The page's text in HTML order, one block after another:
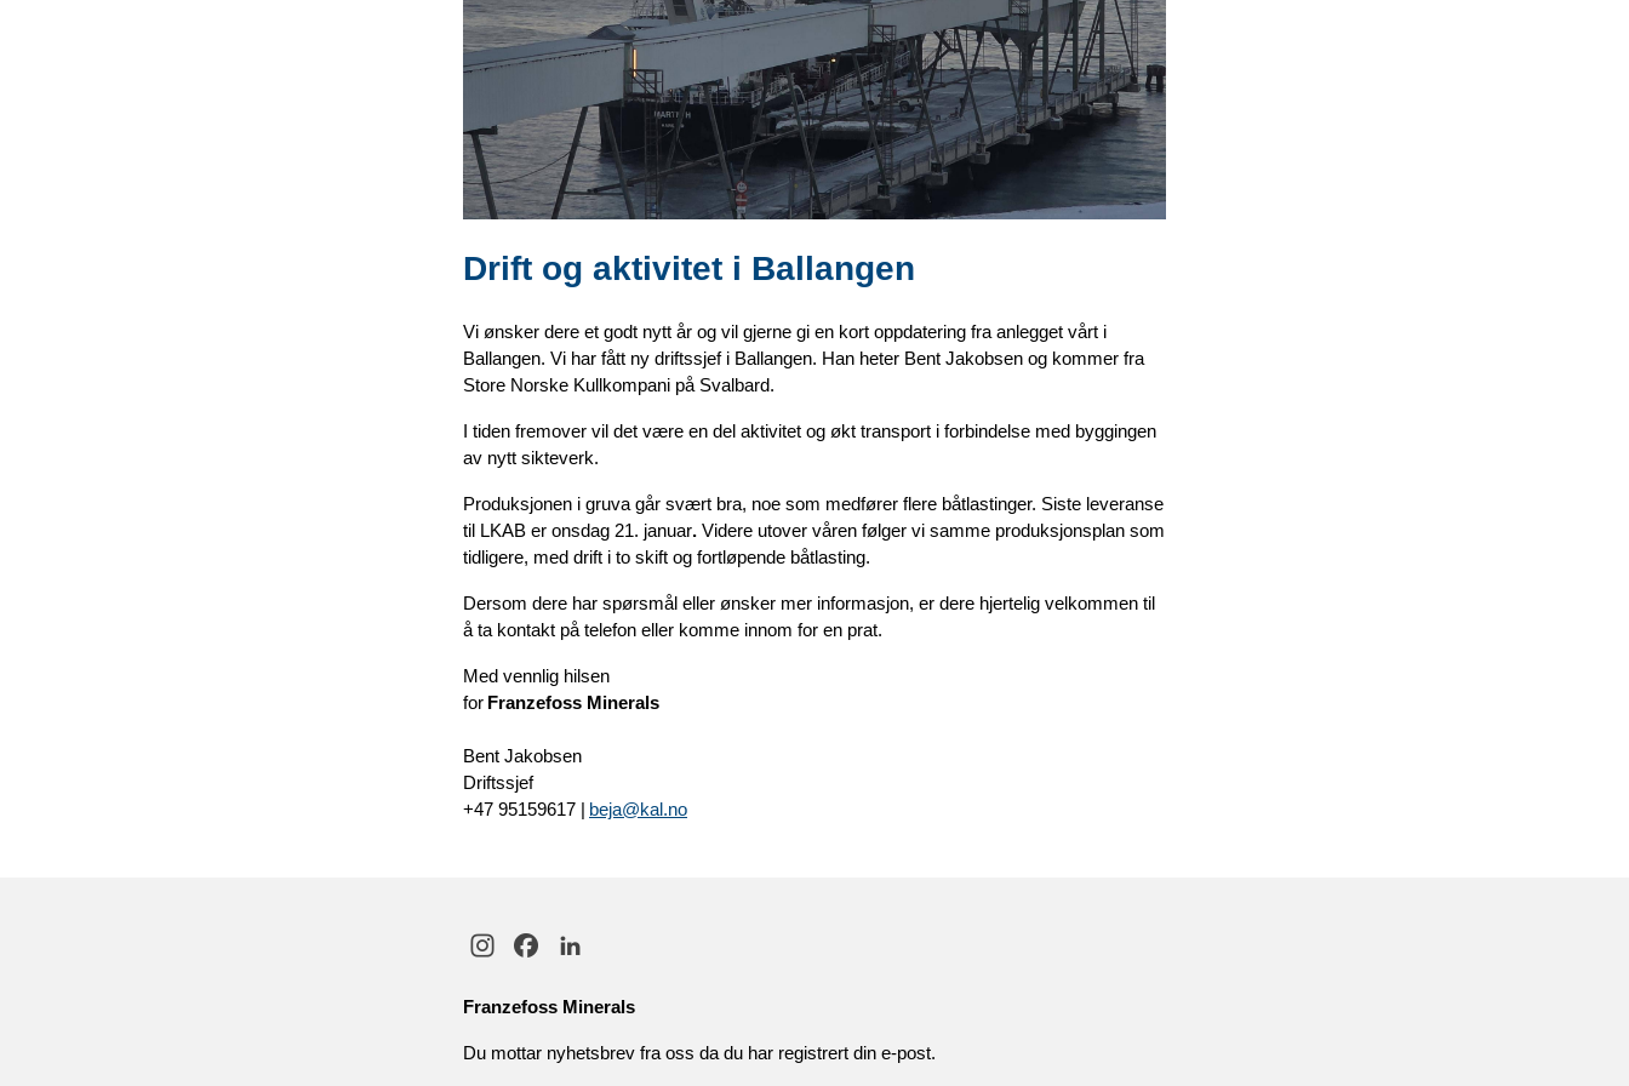
Drift og aktivitet i Ballangen
Vi ønsker dere et godt nytt år og vil gjerne gi en kort oppdatering fra anlegget vårt i
Ballangen. Vi har fått ny driftssjef i Ballangen. Han heter Bent Jakobsen og kommer fra
Store Norske Kullkompani på Svalbard.
I tiden fremover vil det være en del aktivitet og økt transport i forbindelse med byggingen
av nytt sikteverk.
Produksjonen i gruva går svært bra, noe som medfører flere båtlastinger. Siste leveranse
til LKAB er onsdag 21. januar. Videre utover våren følger vi samme produksjonsplan som
tidligere, med drift i to skift og fortløpende båtlasting.
Dersom dere har spørsmål eller ønsker mer informasjon, er dere hjertelig velkommen til
å ta kontakt på telefon eller komme innom for en prat.
Med vennlig hilsen
for Franzefoss Minerals
Bent Jakobsen
Driftssjef
+47 95159617 | beja@kal.no
Franzefoss Minerals
Du mottar nyhetsbrev fra oss da du har registrert din e-post.